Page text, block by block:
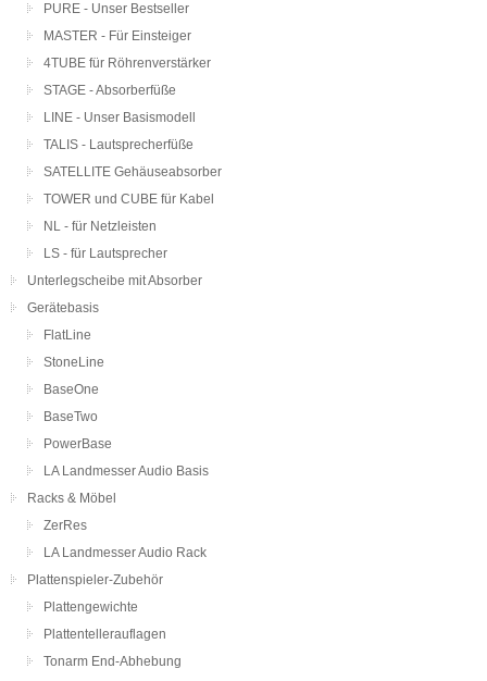
PURE - Unser Bestseller
MASTER - Für Einsteiger
4TUBE für Röhrenverstärker
STAGE - Absorberfüße
LINE - Unser Basismodell
TALIS - Lautsprecherfüße
SATELLITE Gehäuseabsorber
TOWER und CUBE für Kabel
NL - für Netzleisten
LS - für Lautsprecher
Unterlegscheibe mit Absorber
Gerätebasis
FlatLine
StoneLine
BaseOne
BaseTwo
PowerBase
LA Landmesser Audio Basis
Racks & Möbel
ZerRes
LA Landmesser Audio Rack
Plattenspieler-Zubehör
Plattengewichte
Plattentellerauflagen
Tonarm End-Abhebung